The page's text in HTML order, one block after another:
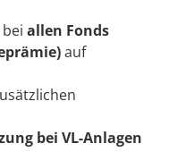
beiallen Fonds
auf
bei VL-Anlagen